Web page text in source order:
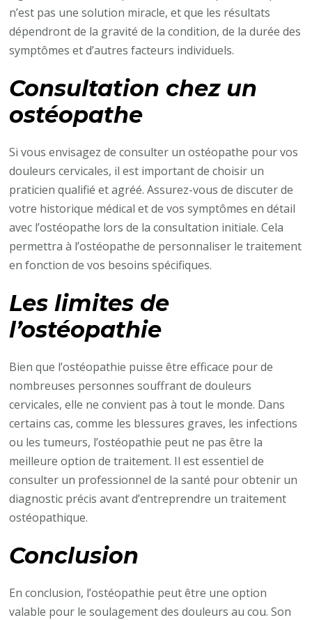
n’est pas une solution miracle, et que les résultats
dépendront de la gravité de la condition, de la durée des
symptômes et d’autres facteurs individuels.
Consultation chez un
ostéopathe
Si vous envisagez de consulter un ostéopathe pour vos
douleurs cervicales, il est important de choisir un
praticien qualifié et agréé. Assurez-vous de discuter de
votre historique médical et de vos symptômes en détail
avec l’ostéopathe lors de la consultation initiale. Cela
permettra à l’ostéopathe de personnaliser le traitement
en fonction de vos besoins spécifiques.
Les limites de
l’ostéopathie
Bien que l’ostéopathie puisse être efficace pour de
nombreuses personnes souffrant de douleurs
cervicales, elle ne convient pas à tout le monde. Dans
certains cas, comme les blessures graves, les infections
ou les tumeurs, l’ostéopathie peut ne pas être la
meilleure option de traitement. Il est essentiel de
consulter un professionnel de la santé pour obtenir un
diagnostic précis avant d’entreprendre un traitement
ostéopathique.
Conclusion
En conclusion, l’ostéopathie peut être une option
valable pour le soulagement des douleurs au cou. Son